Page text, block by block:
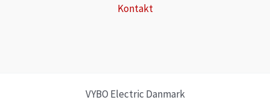
Kontakt
VYBO Electric Danmark